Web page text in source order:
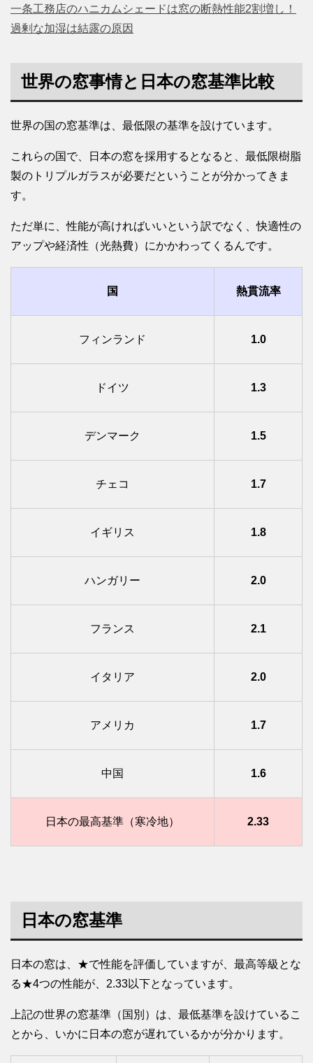
一条工務店のハニカムシェードは窓の断熱性能2割増し！
過剰な加湿は結露の原因
世界の窓事情と日本の窓基準比較
世界の国の窓基準は、最低限の基準を設けています。
これらの国で、日本の窓を採用するとなると、最低限樹脂
製のトリプルガラスが必要だということが分かってきま
す。
ただ単に、性能が高ければいいという訳でなく、快適性の
アップや経済性（光熱費）にかかわってくるんです。
国 熱貫流率
フィンランド 1.0
ドイツ 1.3
デンマーク 1.5
チェコ 1.7
イギリス 1.8
ハンガリー 2.0
フランス 2.1
イタリア 2.0
アメリカ 1.7
中国 1.6
日本の最高基準（寒冷地） 2.33
日本の窓基準
日本の窓は、★で性能を評価していますが、最高等級とな
る★4つの性能が、2.33以下となっています。
上記の世界の窓基準（国別）は、最低基準を設けているこ
とから、いかに日本の窓が遅れているかが分かります。